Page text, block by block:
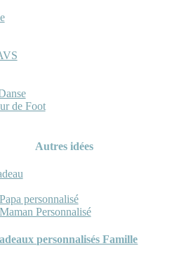
de Foot
Autres idées
personnalisé
Personnalisé
personnalisés Famille